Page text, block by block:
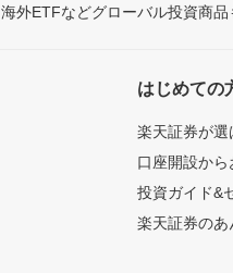
外ETFなどグローバル投資商
はじめての
楽天証券が選
口座開設か
投資ガイド&
楽天証券のあ